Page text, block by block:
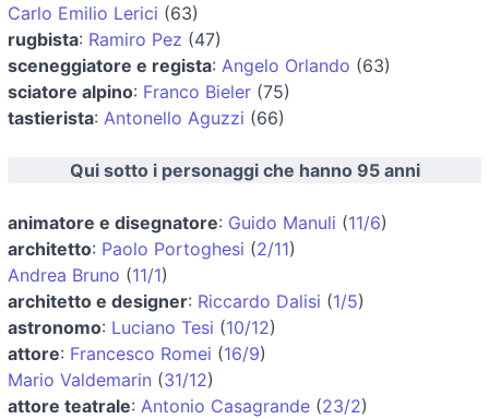
Carlo Emilio Lerici (63)
rugbista: Ramiro Pez (47)
sceneggiatore e regista: Angelo Orlando (63)
sciatore alpino: Franco Bieler (75)
tastierista: Antonello Aguzzi (66)
Qui sotto i personaggi che hanno 95 anni
animatore e disegnatore: Guido Manuli (11/6)
architetto: Paolo Portoghesi (2/11)
Andrea Bruno (11/1)
architetto e designer: Riccardo Dalisi (1/5)
astronomo: Luciano Tesi (10/12)
attore: Francesco Romei (16/9)
Mario Valdemarin (31/12)
attore teatrale: Antonio Casagrande (23/2)